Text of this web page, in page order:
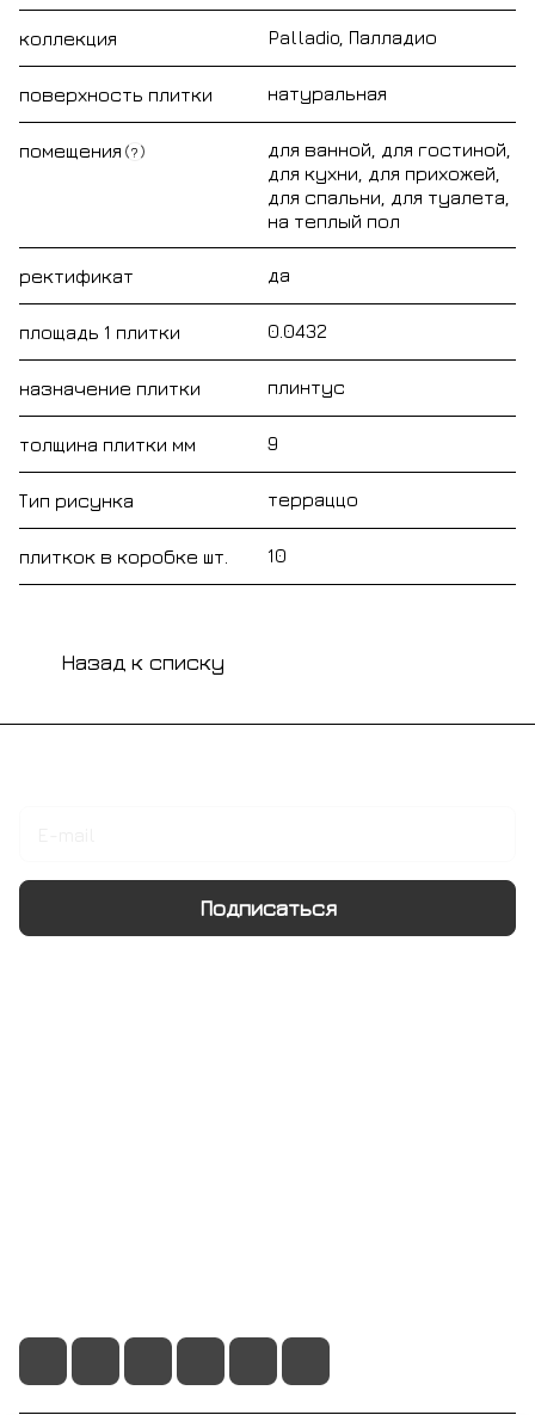
коллекция Palladio, Палладио
поверхность плитки натуральная
помещения ?
для ванной, для гостиной,
для кухни, для прихожей,
для спальни, для туалета,
на теплый пол
ректификат да
площадь 1 плитки 0.0432
назначение плитки плинтус
толщина плитки мм 9
Тип рисунка терраццо
плиткок в коробке шт. 10
Назад к списку
Подписаться